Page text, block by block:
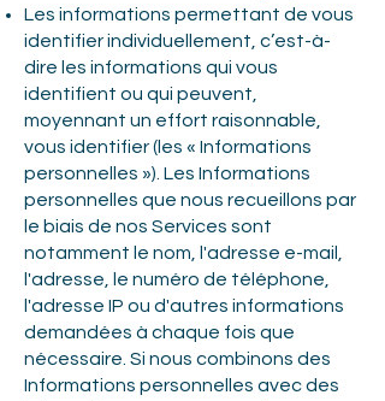
Les informations permettant de vous
identifier individuellement, c’est-à-
dire les informations qui vous
identifient ou qui peuvent,
moyennant un effort raisonnable,
vous identifier (les « Informations
personnelles »). Les Informations
personnelles que nous recueillons par
le biais de nos Services sont
notamment le nom, l'adresse e-mail,
l'adresse, le numéro de téléphone,
l'adresse IP ou d'autres informations
demandées à chaque fois que
nécessaire. Si nous combinons des
Informations personnelles avec des